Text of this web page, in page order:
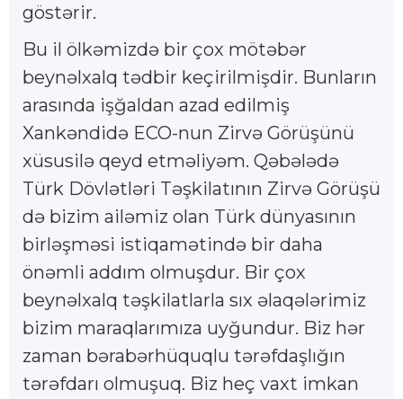
göstərir.
Bu il ölkəmizdə bir çox mötəbər
beynəlxalq tədbir keçirilmişdir. Bunların
arasında işğaldan azad edilmiş
Xankəndidə ECO-nun Zirvə Görüşünü
xüsusilə qeyd etməliyəm. Qəbələdə
Türk Dövlətləri Təşkilatının Zirvə Görüşü
də bizim ailəmiz olan Türk dünyasının
birləşməsi istiqamətində bir daha
önəmli addım olmuşdur. Bir çox
beynəlxalq təşkilatlarla sıx əlaqələrimiz
bizim maraqlarımıza uyğundur. Biz hər
zaman bərabərhüquqlu tərəfdaşlığın
tərəfdarı olmuşuq. Biz heç vaxt imkan